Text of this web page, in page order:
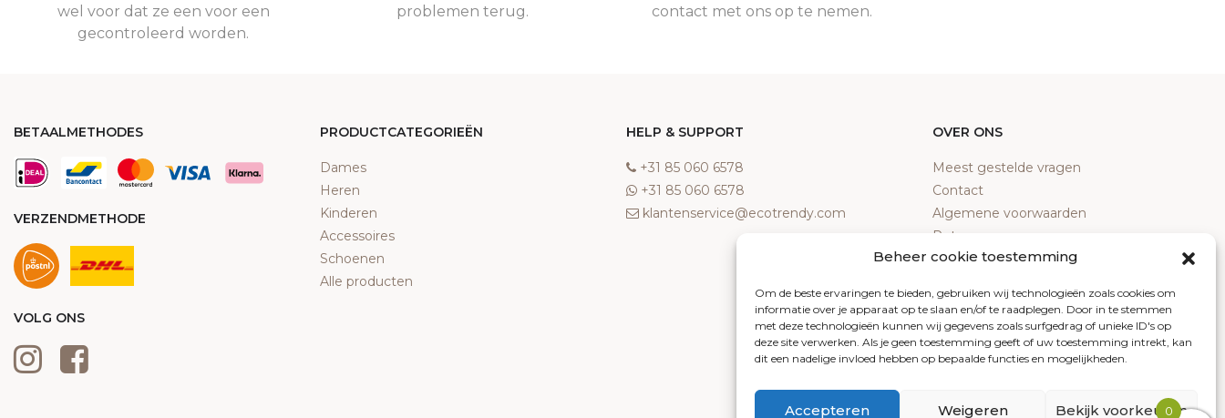
Beheer cookie toestemming
Om de beste ervaringen te bieden, gebruiken wij technologieën zoals cookies om
informatie over je apparaat op te slaan en/of te raadplegen. Door in te stemmen
met deze technologieën kunnen wij gegevens zoals surfgedrag of unieke ID's op
deze site verwerken. Als je geen toestemming geeft of uw toestemming intrekt, kan
dit een nadelige invloed hebben op bepaalde functies en mogelijkheden.
Accepteren Weigeren Bekijk voorkeuren
wel voor dat ze een voor een
gecontroleerd worden.
problemen terug.
contact met ons op te nemen.
BETAALMETHODES
VERZENDMETHODE
VOLG ONS
PRODUCTCATEGORIEËN
Dames
Heren
Kinderen
Accessoires
Schoenen
Alle producten
HELP & SUPPORT
‎+31 85 060 6578
‎+31 85 060 6578
klantenservice@ecotrendy.com
OVER ONS
Meest gestelde vragen
Contact
Algemene voorwaarden
Retourneren
Klachten
Cookiebeleid
0